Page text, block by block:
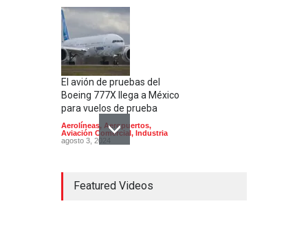
El avión de pruebas del
Boeing 777X llega a México
para vuelos de prueba
Aerolíneas, Aeropuertos,
Aviación Comercial, Industria
agosto 3, 2024
Featured Videos